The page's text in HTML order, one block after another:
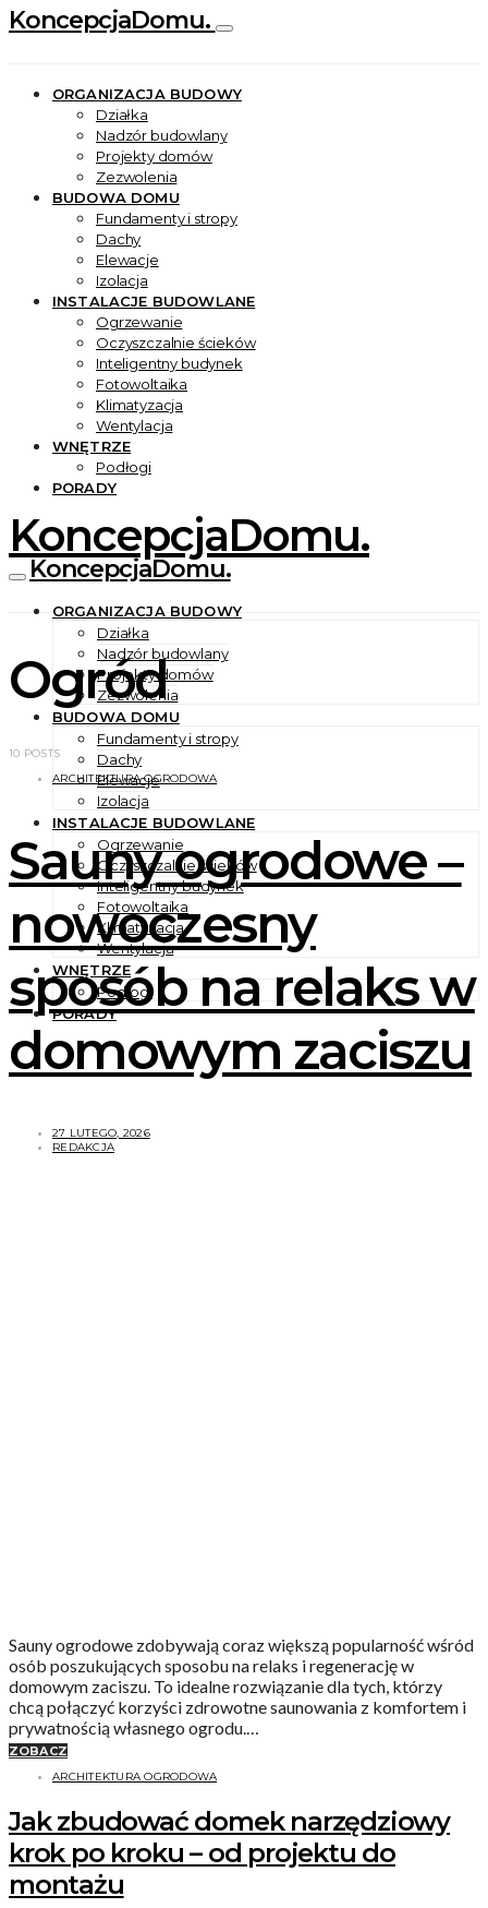
KoncepcjaDomu.
ORGANIZACJA BUDOWY
Działka
Nadzór budowlany
Projekty domów
Zezwolenia
BUDOWA DOMU
Fundamenty i stropy
Dachy
Elewacje
Izolacja
INSTALACJE BUDOWLANE
Ogrzewanie
Oczyszczalnie ścieków
Inteligentny budynek
Fotowoltaika
Klimatyzacja
Wentylacja
WNĘTRZE
Podłogi
PORADY
KoncepcjaDomu.
KoncepcjaDomu.
ORGANIZACJA BUDOWY
Działka
Nadzór budowlany
Projekty domów
Zezwolenia
BUDOWA DOMU
Fundamenty i stropy
Dachy
Elewacje
Izolacja
INSTALACJE BUDOWLANE
Ogrzewanie
Oczyszczalnie ścieków
Inteligentny budynek
Fotowoltaika
Klimatyzacja
Wentylacja
WNĘTRZE
Podłogi
PORADY
Ogród
10 POSTS
ARCHITEKTURA OGRODOWA
Sauny ogrodowe –
nowoczesny
sposób na relaks w
domowym zaciszu
27 LUTEGO, 2026
REDAKCJA
Sauny ogrodowe zdobywają coraz większą popularność wśród
osób poszukujących sposobu na relaks i regenerację w
domowym zaciszu. To idealne rozwiązanie dla tych, którzy
chcą połączyć korzyści zdrowotne saunowania z komfortem i
prywatnością własnego ogrodu.…
ZOBACZ
ARCHITEKTURA OGRODOWA
Jak zbudować domek narzędziowy
krok po kroku – od projektu do
montażu